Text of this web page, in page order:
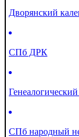
Дворянский
СПб ДРК
СПб народный